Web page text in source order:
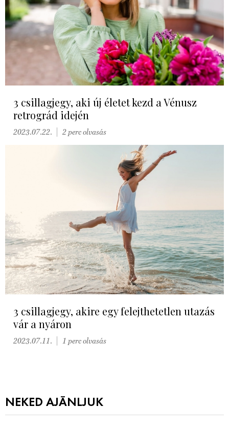
3 csillagjegy, aki új életet kezd a Vénusz
retrográd idején
2023.07.22. 2 perc olvasás
3 csillagjegy, akire egy felejthetetlen utazás
vár a nyáron
2023.07.11. 1 perc olvasás
NEKED AJÁNLJUK